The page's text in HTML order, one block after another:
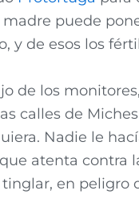
puede
y de esos los
de los
calles de
Nadie le
atenta contra
en peligro